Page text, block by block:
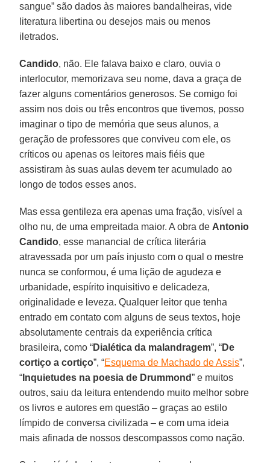
sangue” são dados às maiores bandalheiras, vide
literatura libertina ou desejos mais ou menos
iletrados.
Candido, não. Ele falava baixo e claro, ouvia o
interlocutor, memorizava seu nome, dava a graça de
fazer alguns comentários generosos. Se comigo foi
assim nos dois ou três encontros que tivemos, posso
imaginar o tipo de memória que seus alunos, a
geração de professores que conviveu com ele, os
críticos ou apenas os leitores mais fiéis que
assistiram às suas aulas devem ter acumulado ao
longo de todos esses anos.
Mas essa gentileza era apenas uma fração, visível a
olho nu, de uma empreitada maior. A obra de Antonio
Candido, esse manancial de crítica literária
atravessada por um país injusto com o qual o mestre
nunca se conformou, é uma lição de agudeza e
urbanidade, espírito inquisitivo e delicadeza,
originalidade e leveza. Qualquer leitor que tenha
entrado em contato com alguns de seus textos, hoje
absolutamente centrais da experiência crítica
brasileira, como “Dialética da malandragem”, “De
cortiço a cortiço”, “Esquema de Machado de Assis”,
“ Inquietudes na poesia de Drummond” e muitos
outros, saiu da leitura entendendo muito melhor sobre
os livros e autores em questão – graças ao estilo
límpido de conversa civilizada – e com uma ideia
mais afinada de nossos descompassos como nação.